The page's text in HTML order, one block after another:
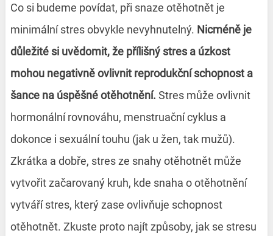
Co si budeme povídat, při snaze otěhotnět je
minimální stres obvykle nevyhnutelný. Nicméně je
důležité si uvědomit, že přílišný stres a úzkost
mohou negativně ovlivnit reprodukční schopnost a
šance na úspěšné otěhotnění. Stres může ovlivnit
hormonální rovnováhu, menstruační cyklus a
dokonce i sexuální touhu (jak u žen, tak mužů).
Zkrátka a dobře, stres ze snahy otěhotnět může
vytvořit začarovaný kruh, kde snaha o otěhotnění
vytváří stres, který zase ovlivňuje schopnost
otěhotnět. Zkuste proto najít způsoby, jak se stresu